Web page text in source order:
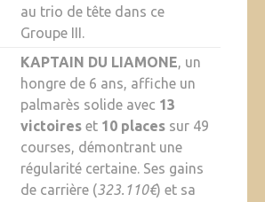
au trio de tête dans ce
Groupe III.
KAPTAIN DU LIAMONE, un
hongre de 6 ans, affiche un
palmarès solide avec 13
victoireset 10 placessur 49
courses, démontrant une
régularité certaine. Ses gains
de carrière (323.110€) et sa